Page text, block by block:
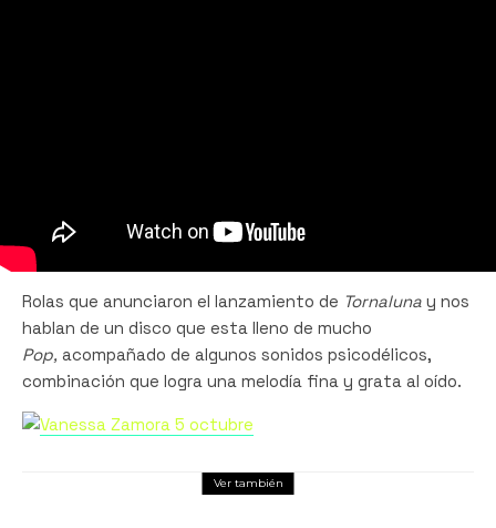
Rolas que anunciaron el lanzamiento de Tornaluna y nos
hablan de un disco que esta lleno de mucho
Pop, acompañado de algunos sonidos psicodélicos,
combinación que logra una melodía fina y grata al oído.
Ver también